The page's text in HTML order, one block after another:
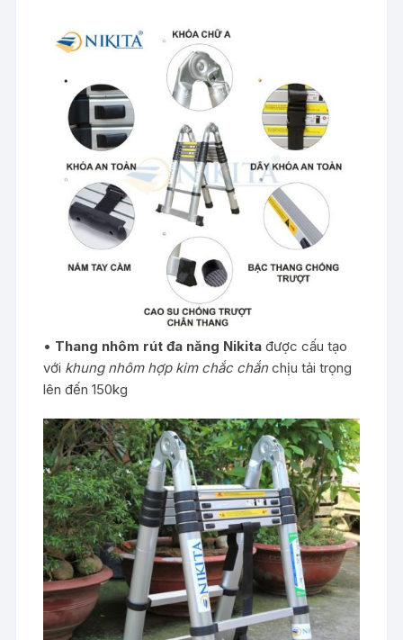
• Thang nhôm rút đa năng Nikitađược cấu tạo
với khung nhôm hợp kim chắc chắn chịu tải trọng
lên đến 150kg